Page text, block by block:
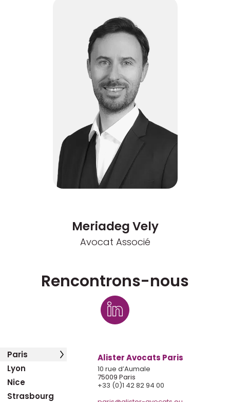
Meriadeg Vely
Avocat Associé
Rencontrons-nous
Paris Alister Avocats Paris
10 rue d’Aumale
75009 Paris
+33 (0)1 42 82 94 00
Lyon
Nice
Strasbourg